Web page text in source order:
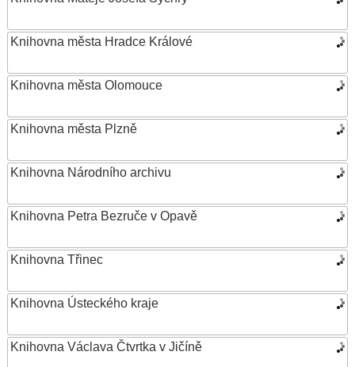
Knihovna města Hradce Králové
Knihovna města Olomouce
Knihovna města Plzně
Knihovna Národního archivu
Knihovna Petra Bezruče v Opavě
Knihovna Třinec
Knihovna Ústeckého kraje
Knihovna Václava Čtvrtka v Jičíně